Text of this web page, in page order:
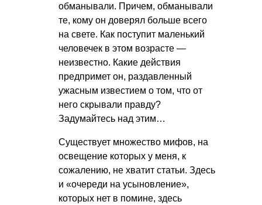
обманывали. Причем, обманывали
те, кому он доверял больше всего
на свете. Как поступит маленький
человечек в этом возрасте —
неизвестно. Какие действия
предпримет он, раздавленный
ужасным известием о том, что от
него скрывали правду?
Задумайтесь над этим…
Существует множество мифов, на
освещение которых у меня, к
сожалению, не хватит статьи. Здесь
и «очереди на усыновление»,
которых нет в помине, здесь